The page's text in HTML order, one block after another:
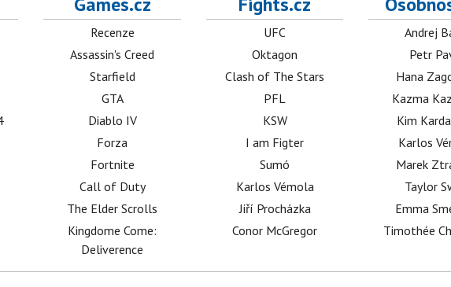
Recenze
Assassin's Creed
Starfield
GTA
Diablo IV
Forza
Fortnite
Call of Duty
The Elder Scrolls
Kingdome Come:
Deliverence
UFC
Oktagon
Clash of The Stars
PFL
KSW
I am Figter
Sumó
Karlos Vémola
Jiří Procházka
Conor McGregor
Andrej
Petr
Hana
Kazma
Kim
Karlos
Marek
Taylor
Emma
Timothée